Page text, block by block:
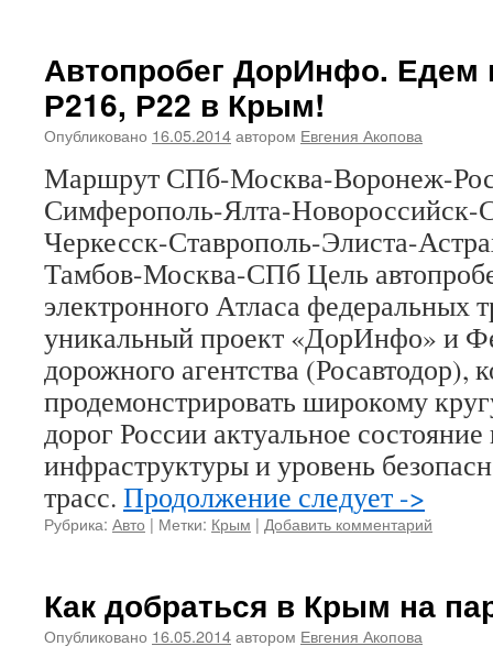
Автопробег ДорИнфо.
Р216, Р22 в Крым!
Опубликовано 16.05.2014автором Евгения Акопова
Маршрут СПб-Москва-Воронеж-
Симферополь-Ялта-
Черкесск-Ставрополь-Элиста-
Тамбов-Москва-СПб Цель
электронного Атласа федеральных
уникальный проект «ДорИнфо» и
дорожного агентства (Росавтодор),
продемонстрировать широкому
дорог России актуальное
инфраструктуры и уровень
трасс. Продолжение следует ->
Рубрика: Авто | Метки: Крым | Добавить комментарий
Как добраться в Крым на
Опубликовано 16.05.2014автором Евгения Акопова